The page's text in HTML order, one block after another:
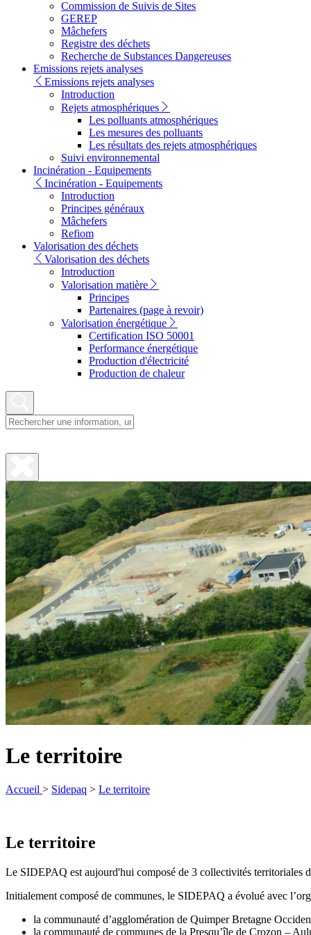
Commission de Suivis de Sites
GEREP
Mâchefers
Registre des déchets
Recherche de Substances Dangereuses
Emissions rejets analyses
Emissions rejets analyses
Introduction
Rejets atmosphériques
Les polluants atmosphériques
Les mesures des polluants
Les résultats des rejets atmosphériques
Suivi environnemental
Incinération - Equipements
Incinération - Equipements
Introduction
Principes généraux
Mâchefers
Refiom
Valorisation des déchets
Valorisation des déchets
Introduction
Valorisation matière
Principes
Partenaires (page à revoir)
Valorisation énergétique
Certification ISO 50001
Performance énergétique
Production d'électricité
Production de chaleur
Fermer
la
recherche
Le territoire
Accueil > Sidepaq > Le territoire
Le territoire
Le SIDEPAQ est aujourd'hui composé de 3 collectivités territoriales
Initialement composé de communes, le SIDEPAQ a évolué avec
la communauté d’agglomération de Quimper Bretagne
la communauté de communes de la Presqu’île de Crozon –